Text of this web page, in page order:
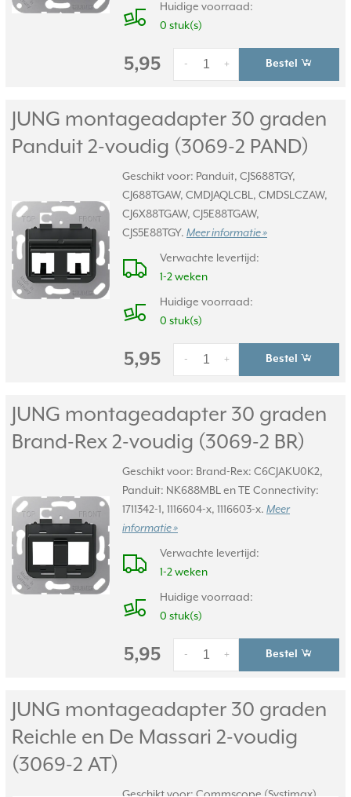
Huidige voorraad:
0 stuk(s)
5,95 +
- Bestel
JUNG montageadapter 30 graden
Panduit 2-voudig (3069-2 PAND)
Geschikt voor: Panduit, CJS688TGY,
CJ688TGAW, CMDJAQLCBL, CMDSLCZAW,
CJ6X88TGAW, CJ5E88TGAW,
CJS5E88TGY. Meer informatie »
Verwachte levertijd:
1-2 weken
Huidige voorraad:
0 stuk(s)
5,95 +
- Bestel
JUNG montageadapter 30 graden
Brand-Rex 2-voudig (3069-2 BR)
Geschikt voor: Brand-Rex: C6CJAKU0K2,
Panduit: NK688MBL en TE Connectivity:
1711342-1, 1116604-x, 1116603-x. Meer
informatie »
Verwachte levertijd:
1-2 weken
Huidige voorraad:
0 stuk(s)
5,95 +
- Bestel
JUNG montageadapter 30 graden
Reichle en De Massari 2-voudig
(3069-2 AT)